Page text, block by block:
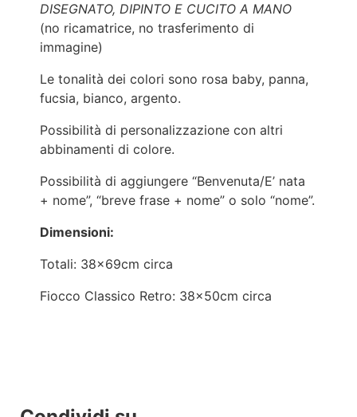
DISEGNATO, DIPINTO E CUCITO A MANO
(no ricamatrice, no trasferimento di
immagine)
Le tonalità dei colori sono rosa baby, panna,
fucsia, bianco, argento.
Possibilità di personalizzazione con altri
abbinamenti di colore.
Possibilità di aggiungere “Benvenuta/E’ nata
+ nome”, “breve frase + nome” o solo “nome”.
Dimensioni:
Totali: 38x69cm circa
Fiocco Classico Retro: 38x50cm circa